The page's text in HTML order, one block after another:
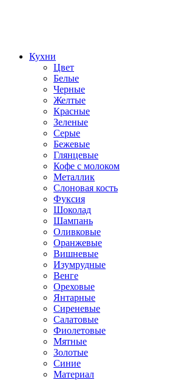
Кухни
Цвет
Белые
Черные
Желтые
Красные
Зеленые
Серые
Бежевые
Глянцевые
Кофе с молоком
Металлик
Слоновая кость
Фуксия
Шоколад
Шампань
Оливковые
Оранжевые
Вишневые
Изумрудные
Венге
Ореховые
Янтарные
Сиреневые
Салатовые
Фиолетовые
Мятные
Золотые
Синие
Материал